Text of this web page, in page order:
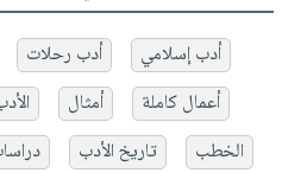
أدب إسلامي أدب رحلات
أعمال كاملة
أمثال
الخطب
تاريخ الأدب